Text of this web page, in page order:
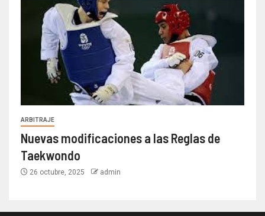
ARBITRAJE
Nuevas modificaciones a las Reglas de
Taekwondo
26 octubre, 2025 admin